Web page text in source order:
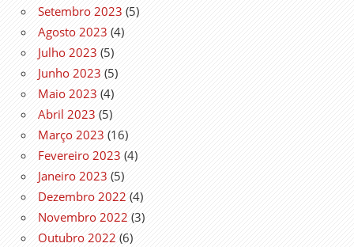
Setembro 2023 (5)
Agosto 2023 (4)
Julho 2023 (5)
Junho 2023 (5)
Maio 2023 (4)
Abril 2023 (5)
Março 2023 (16)
Fevereiro 2023 (4)
Janeiro 2023 (5)
Dezembro 2022 (4)
Novembro 2022 (3)
Outubro 2022 (6)